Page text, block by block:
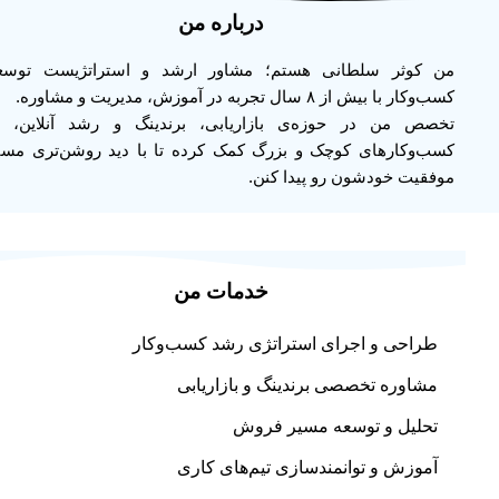
درباره من
من کوثر سلطانی هستم؛ مشاور ارشد و استراتژیست
کسب‌وکار با بیش از ۸ سال تجربه در آموزش، مدیریت و مشاوره.
تخصص من در حوزه‌ی بازاریابی، برندینگ و رشد آنلاین،
کسب‌وکارهای کوچک و بزرگ کمک کرده تا با دید روشن‌تری
موفقیت خودشون رو پیدا کنن.
خدمات من
طراحی و اجرای استراتژی رشد کسب‌وکار
مشاوره تخصصی برندینگ و بازاریابی
تحلیل و توسعه مسیر فروش
آموزش و توانمندسازی تیم‌های کاری